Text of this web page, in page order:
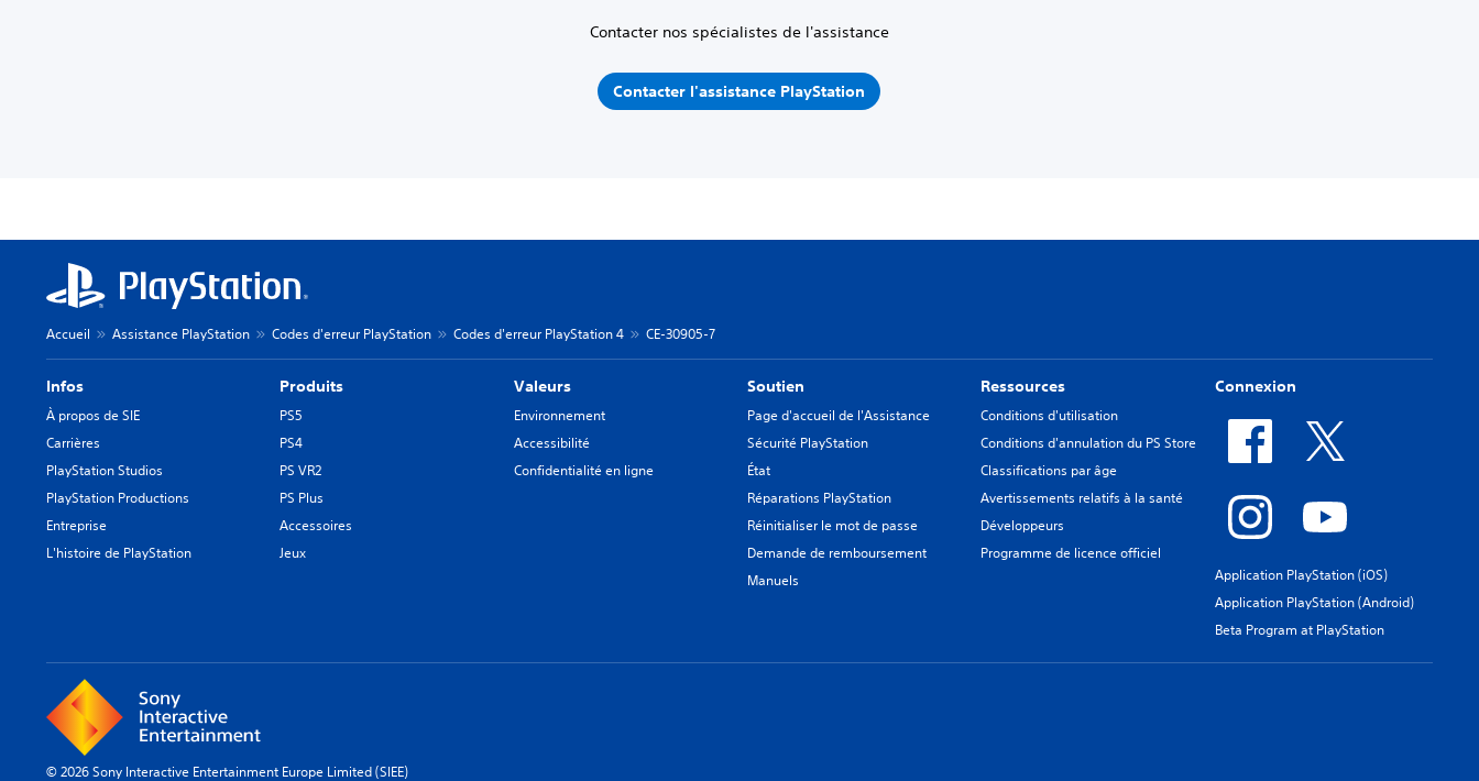
Contacter nos spécialistes de l'assistance
Contacter l'assistance PlayStation
Accueil Assistance PlayStation Codes d'erreur PlayStation Codes d'erreur PlayStation 4 CE-30905-7
Infos
À propos de SIE
Carrières
PlayStation Studios
PlayStation Productions
Entreprise
L'histoire de PlayStation
Produits
PS5
PS4
PS VR2
PS Plus
Accessoires
Jeux
Valeurs
Environnement
Accessibilité
Confidentialité en ligne
Soutien
Page d'accueil de l'Assistance
Sécurité PlayStation
État
Réparations PlayStation
Réinitialiser le mot de passe
Demande de remboursement
Manuels
Ressources
Conditions d'utilisation
Conditions d'annulation du PS Store
Classifications par âge
Avertissements relatifs à la santé
Développeurs
Programme de licence officiel
Connexion
Application PlayStation (iOS)
Application PlayStation (Android)
Beta Program at PlayStation
© 2026 Sony Interactive Entertainment Europe Limited (SIEE)